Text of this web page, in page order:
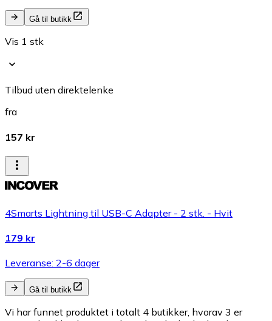
Gå til butikk
Vis 1 stk
Tilbud uten direktelenke
fra
157 kr
4Smarts Lightning til USB-C Adapter - 2 stk. - Hvit
179 kr
Leveranse: 2-6 dager
Gå til butikk
Vi har funnet produktet i totalt 4 butikker, hvorav 3 er